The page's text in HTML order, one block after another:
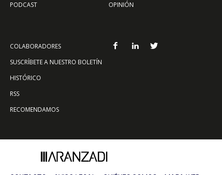
PODCAST
OPINIÓN
COLABORADORES
SUSCRÍBETE A NUESTRO BOLETÍN
HISTÓRICO
RSS
RECOMENDAMOS